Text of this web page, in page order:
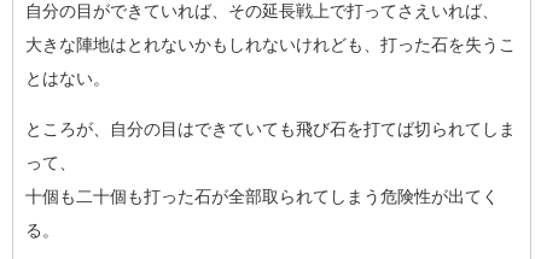
自分の目ができていれば、その延長戦上で打ってさえいれば、
大きな陣地はとれないかもしれないけれども、打った石を失うこ
と はない。
ところが、自分の目はできていても飛び石を打てば切られてしま
って、
十個も二十個も打った石が全部取られてしまう危険性が出てく
る。